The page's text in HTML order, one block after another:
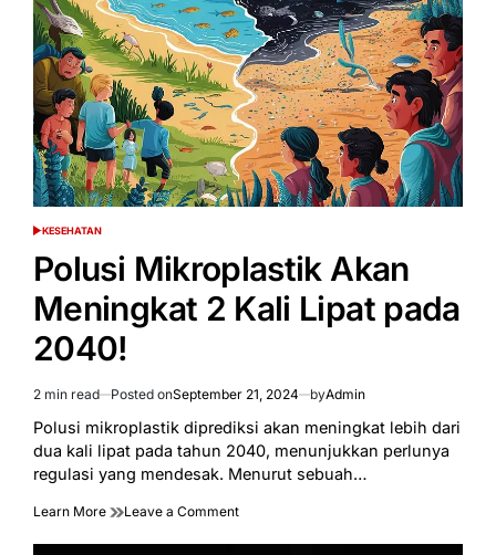
Virus
Menular
Mirip
Ebola
POSTED
KESEHATAN
Polusi Mikroplastik Akan
Meningkat 2 Kali Lipat pada
2040!
Estimated
read
time
2 min read Posted onSeptember 21, 2024 byAdmin
Polusi mikroplastik diprediksi akan meningkat lebih dari
dua kali lipat pada tahun 2040, menunjukkan perlunya
regulasi yang mendesak. Menurut sebuah…
Learn More Leave a Commenton